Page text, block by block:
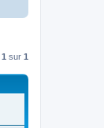
1 sur 1